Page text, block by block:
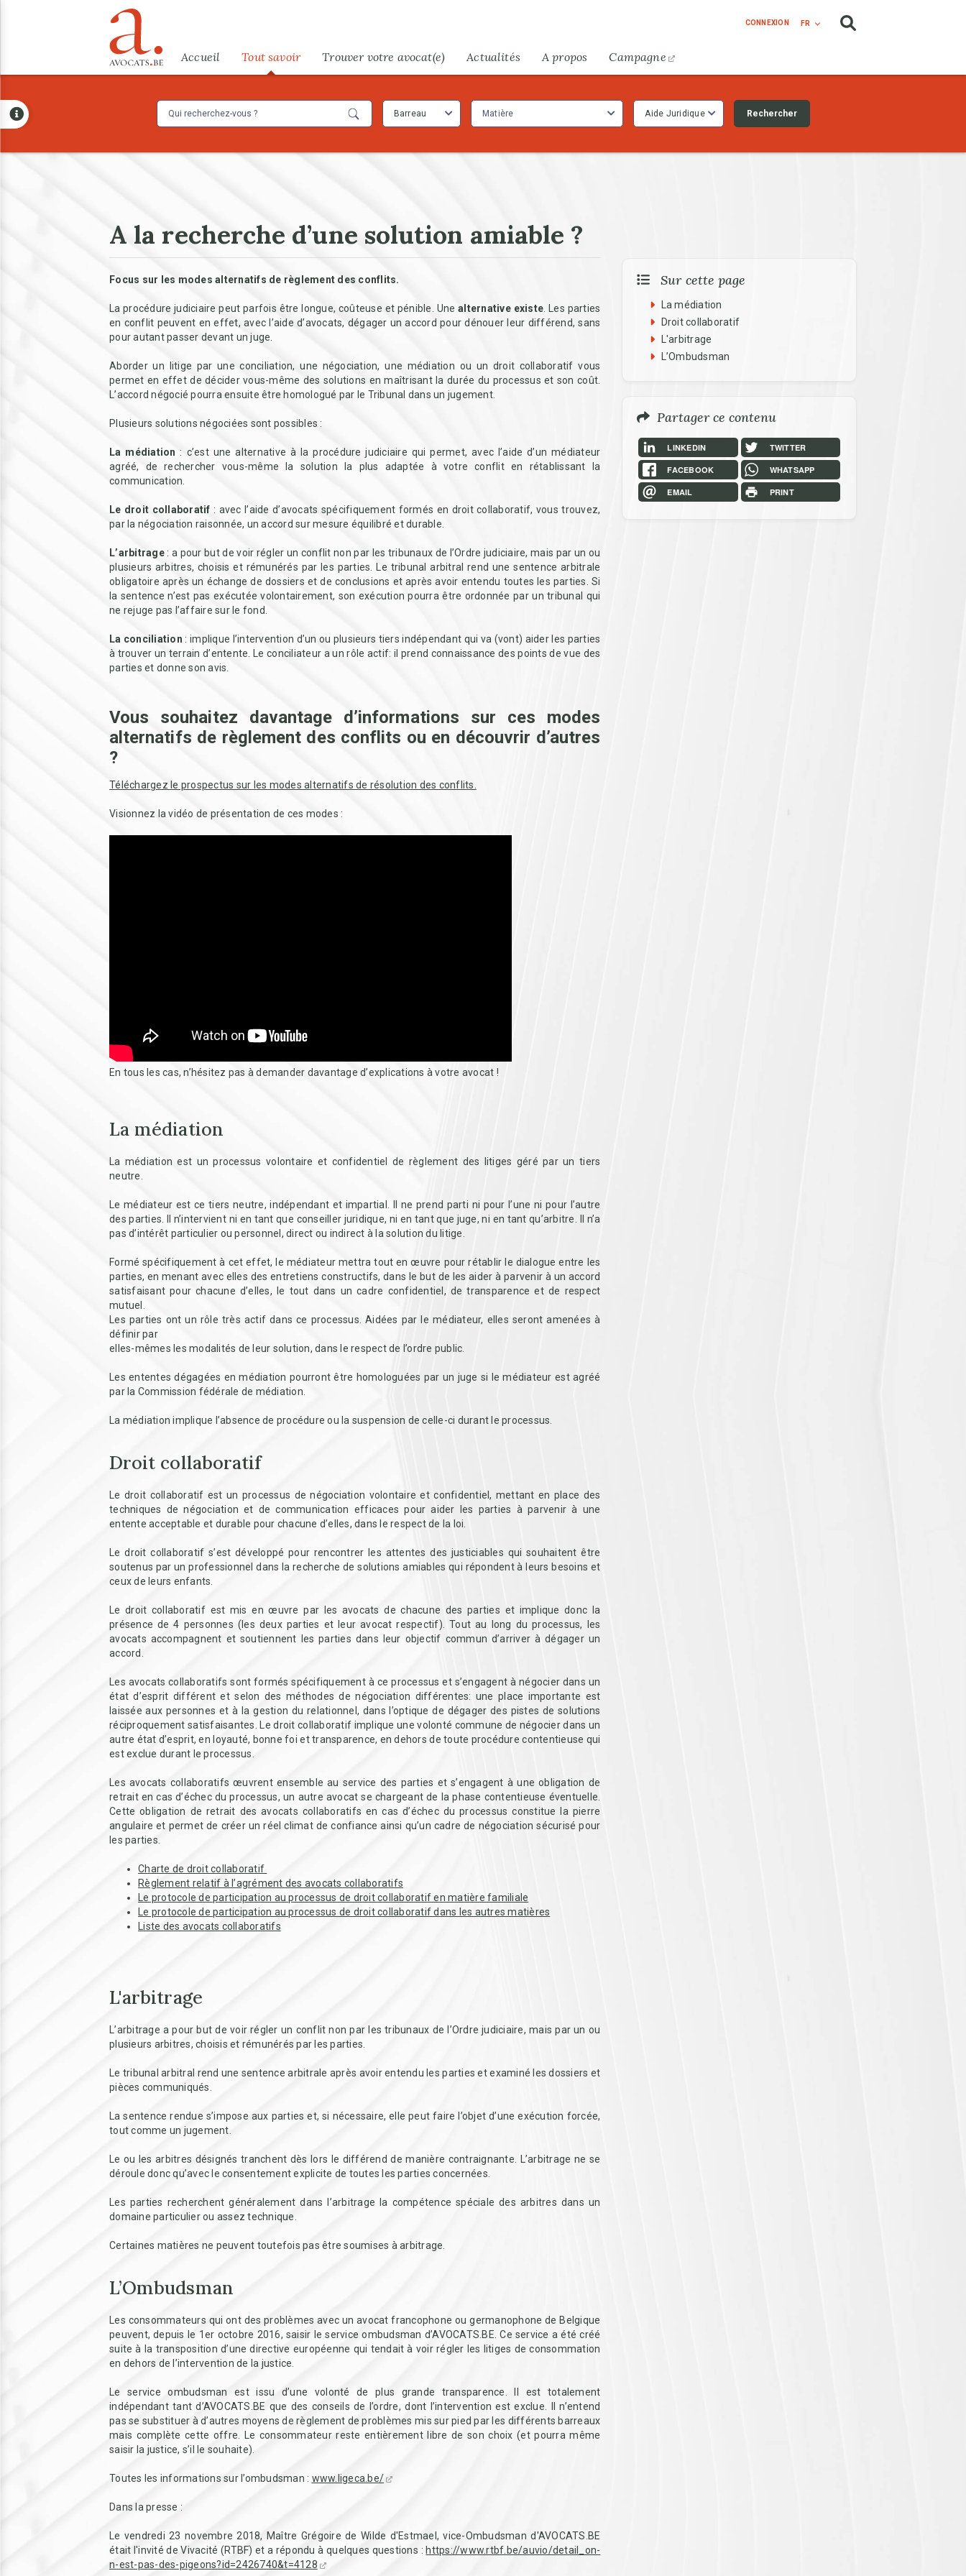
Menu
Accueil Tout savoir Trouver votre avocat(e) Actualités A propos Campagne
CONNEXION FR
Barreau Matière Aide Juridique Rechercher
Sur cette page
La médiation
Droit collaboratif
L'arbitrage
L’Ombudsman
Partager ce contenu
LINKEDIN TWITTER
FACEBOOK WHATSAPP
EMAIL PRINT
A la recherche d’une solution amiable ?
Focus sur les modes alternatifs de règlement des conflits.
La procédure judiciaire peut parfois être longue, coûteuse et pénible. Unealternative existe . Les parties
en conflit peuvent en effet, avec l’aide d’avocats, dégager un accord pour dénouer leur différend, sans
pour autant passer devant un juge.
Aborder un litige par une conciliation, une négociation, une médiation ou un droit collaboratif vous
permet en effet de décider vous-même des solutions en maîtrisant la durée du processus et son coût.
L’accord négocié pourra ensuite être homologué par le Tribunal dans un jugement.
Plusieurs solutions négociées sont possibles :
La médiation : c’est une alternative à la procédure judiciaire qui permet, avec l’aide d’un médiateur
agréé, de rechercher vous-même la solution la plus adaptée à votre conflit en rétablissant la
communication.
Le droit collaboratif : avec l’aide d’avocats spécifiquement formés en droit collaboratif, vous trouvez,
par la négociation raisonnée, un accord sur mesure équilibré et durable.
L’arbitrage: a pour but de voir régler un conflit non par les tribunaux de l’Ordre judiciaire, mais par un ou
plusieurs arbitres, choisis et rémunérés par les parties. Le tribunal arbitral rend une sentence arbitrale
obligatoire après un échange de dossiers et de conclusions et après avoir entendu toutes les parties. Si
la sentence n’est pas exécutée volontairement, son exécution pourra être ordonnée par un tribunal qui
ne rejuge pas l’affaire sur le fond.
La conciliation : implique l’intervention d’un ou plusieurs tiers indépendant qui va (vont) aider les parties
à trouver un terrain d’entente. Le conciliateur a un rôle actif: il prend connaissance des points de vue des
parties et donne son avis.
Vous souhaitez davantage d’informations sur ces modes
alternatifs de règlement des conflits ou en découvrir d’autres
?
Téléchargez le prospectus sur les modes alternatifs de résolution des conflits.
Visionnez la vidéo de présentation de ces modes :
En tous les cas, n’hésitez pas à demander davantage d’explications à votre avocat !
La médiation
La médiation est un processus volontaire et confidentiel de règlement des litiges géré par un tiers
neutre.
Le médiateur est ce tiers neutre, indépendant et impartial. Il ne prend parti ni pour l’une ni pour l’autre
des parties. Il n’intervient ni en tant que conseiller juridique, ni en tant que juge, ni en tant qu’arbitre. Il n’a
pas d’intérêt particulier ou personnel, direct ou indirect à la solution du litige.
Formé spécifiquement à cet effet, le médiateur mettra tout en œuvre pour rétablir le dialogue entre les
parties, en menant avec elles des entretiens constructifs, dans le but de les aider à parvenir à un accord
satisfaisant pour chacune d’elles, le tout dans un cadre confidentiel, de transparence et de respect
mutuel.
Les parties ont un rôle très actif dans ce processus. Aidées par le médiateur, elles seront amenées à
définir par
elles-mêmes les modalités de leur solution, dans le respect de l’ordre public.
Les ententes dégagées en médiation pourront être homologuées par un juge si le médiateur est agréé
par la Commission fédérale de médiation.
La médiation implique l’absence de procédure ou la suspension de celle-ci durant le processus.
Droit collaboratif
Le droit collaboratif est un processus de négociation volontaire et confidentiel, mettant en place des
techniques de négociation et de communication efficaces pour aider les parties à parvenir à une
entente acceptable et durable pour chacune d’elles, dans le respect de la loi.
Le droit collaboratif s’est développé pour rencontrer les attentes des justiciables qui souhaitent être
soutenus par un professionnel dans la recherche de solutions amiables qui répondent à leurs besoins et
ceux de leurs enfants.
Le droit collaboratif est mis en œuvre par les avocats de chacune des parties et implique donc la
présence de 4 personnes (les deux parties et leur avocat respectif). Tout au long du processus, les
avocats accompagnent et soutiennent les parties dans leur objectif commun d’arriver à dégager un
accord.
Les avocats collaboratifs sont formés spécifiquement à ce processus et s’engagent à négocier dans un
état d’esprit différent et selon des méthodes de négociation différentes: une place importante est
laissée aux personnes et à la gestion du relationnel, dans l’optique de dégager des pistes de solutions
réciproquement satisfaisantes. Le droit collaboratif implique une volonté commune de négocier dans un
autre état d’esprit, en loyauté, bonne foi et transparence, en dehors de toute procédure contentieuse qui
est exclue durant le processus.
Les avocats collaboratifs œuvrent ensemble au service des parties et s’engagent à une obligation de
retrait en cas d’échec du processus, un autre avocat se chargeant de la phase contentieuse éventuelle.
Cette obligation de retrait des avocats collaboratifs en cas d’échec du processus constitue la pierre
angulaire et permet de créer un réel climat de confiance ainsi qu’un cadre de négociation sécurisé pour
les parties.
Charte de droit collaboratif
Règlement relatif à l’agrément des avocats collaboratifs
Le protocole de participation au processus de droit collaboratif en matière familiale
Le protocole de participation au processus de droit collaboratif dans les autres matières
Liste des avocats collaboratifs
L'arbitrage
L’arbitrage a pour but de voir régler un conflit non par les tribunaux de l’Ordre judiciaire, mais par un ou
plusieurs arbitres, choisis et rémunérés par les parties.
Le tribunal arbitral rend une sentence arbitrale après avoir entendu les parties et examiné les dossiers et
pièces communiqués.
La sentence rendue s’impose aux parties et, si nécessaire, elle peut faire l’objet d’une exécution forcée,
tout comme un jugement.
Le ou les arbitres désignés tranchent dès lors le différend de manière contraignante. L’arbitrage ne se
déroule donc qu’avec le consentement explicite de toutes les parties concernées.
Les parties recherchent généralement dans l’arbitrage la compétence spéciale des arbitres dans un
domaine particulier ou assez technique.
Certaines matières ne peuvent toutefois pas être soumises à arbitrage.
L’Ombudsman
Les consommateurs qui ont des problèmes avec un avocat francophone ou germanophone de Belgique
peuvent, depuis le 1er octobre 2016, saisir le service ombudsman d’AVOCATS.BE. Ce service a été créé
suite à la transposition d’une directive européenne qui tendait à voir régler les litiges de consommation
en dehors de l’intervention de la justice.
Le service ombudsman est issu d’une volonté de plus grande transparence. Il est totalement
indépendant tant d’AVOCATS.BE que des conseils de l’ordre, dont l’intervention est exclue. Il n’entend
pas se substituer à d’autres moyens de règlement de problèmes mis sur pied par les différents barreaux
mais complète cette offre. Le consommateur reste entièrement libre de son choix (et pourra même
saisir la justice, s’il le souhaite).
Toutes les informations sur l’ombudsman : www.ligeca.be/
Dans la presse :
Le vendredi 23 novembre 2018, Maître Grégoire de Wilde d'Estmael, vice-Ombudsman d'AVOCATS.BE
était l'invité de Vivacité (RTBF) et a répondu à quelques questions : https://www.rtbf.be/auvio/detail_on-
n-est-pas-des-pigeons?id=2426740&t=4128